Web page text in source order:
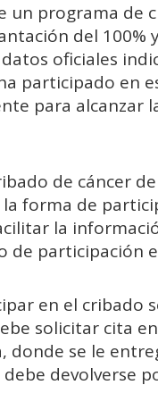
un programa de
del
oficiales
participado en
para alcanzar
de cáncer
forma de
la
de participación
en el cribado
solicitar cita
se le
devolverse